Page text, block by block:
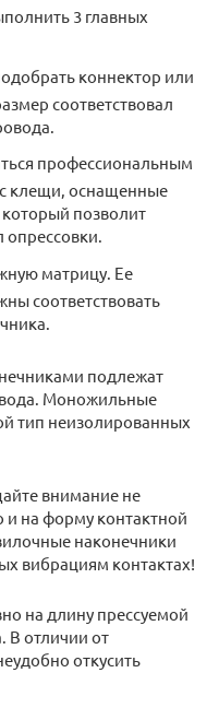
3 главных
коннектор или
соответствовал
профессиональным
клещи, оснащенные
позволит
матрицу. Ее
соответствовать
подлежат
Моножильные
тип неизолированных
внимание не
и на форму контактной
наконечники
вибрациям контактах!
на длину прессуемой
В отличии от
откусить